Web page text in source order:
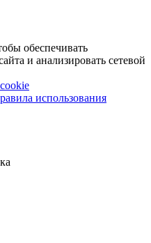
обеспечивать
и анализировать сетевой
использования